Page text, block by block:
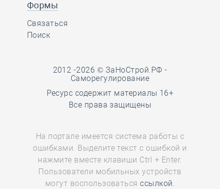
Формы
Связаться
Поиск
2012 -2026 © ЗаНоСтрой.РФ -
Саморегулирование
Ресурс содержит материалы 16+
Все права защищены
На портале имеется система работы с
ошибками. Выделите текст с ошибкой и
нажмите вместе клавиши Ctrl + Enter.
Пользователи мобильных устройств
могут воспользоватьсяссылкой.